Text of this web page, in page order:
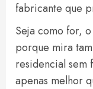
fabricante que
Seja como for,
porque mira
residencial sem
apenas melhor